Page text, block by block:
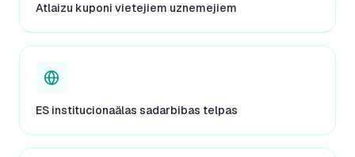
Atlaizu kuponi vietejiem uznemejiem
ES institucionaälas sadarbibas telpas